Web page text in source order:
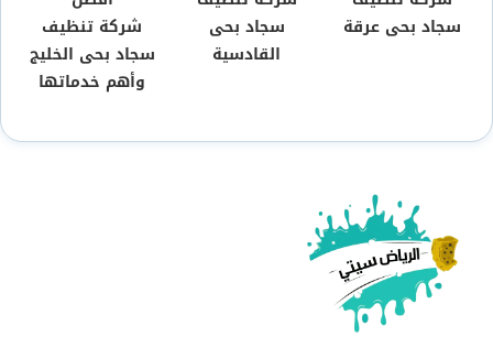
سجاد بحى عرقة
سجاد بحى
القادسية
شركة تنظيف
سجاد بحى الخليج
وأهم خدماتها